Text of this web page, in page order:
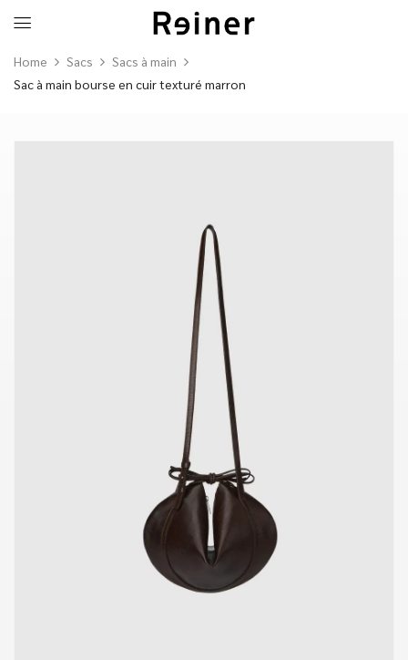
Home Sacs
Sacs à main
Sac à main bourse en cuir texturé marron